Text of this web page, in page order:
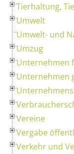
Tierhaltung,
Umwelt
Umwelt- und
Umzug
Unternehmen
Unternehmen
Vereine
Vergabe
Verkehr und